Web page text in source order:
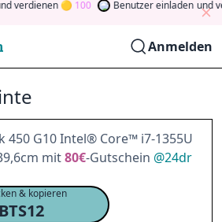
100 Benutzer einladen und
Anmelden
450 G10 Intel® Core™ i7-1355U
mit80€-Gutschein @24dr
& kopieren
BTS12